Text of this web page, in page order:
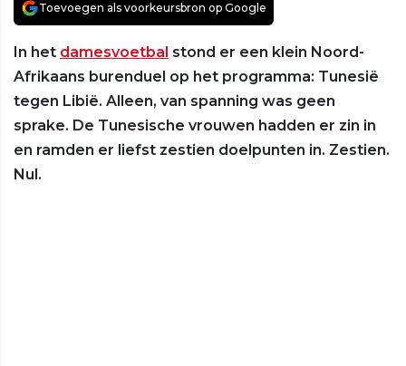
Toevoegen als voorkeursbron op Google
In het damesvoetbal stond er een klein Noord-
Afrikaans burenduel op het programma: Tunesië
tegen Libië. Alleen, van spanning was geen
sprake. De Tunesische vrouwen hadden er zin in
en ramden er liefst zestien doelpunten in. Zestien.
Nul.